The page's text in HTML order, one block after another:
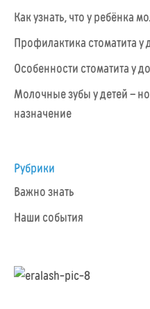
Как узнать, что у ребёнка
Профилактика стоматита у
Особенности стоматита у
Молочные зубы у детей –
назначение
Рубрики
Важно знать
Наши события